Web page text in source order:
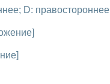
D: правостороннее